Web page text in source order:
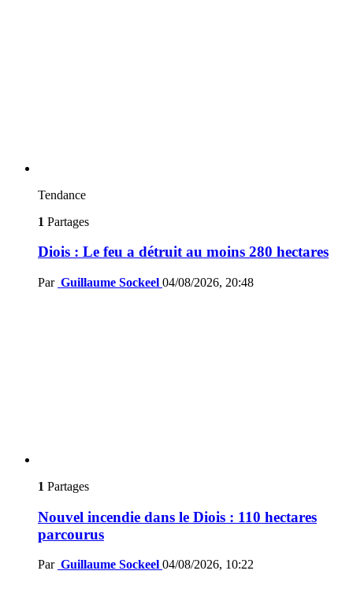
Tendance
1 Partages
Diois : Le feu a détruit au moins 280 hectares
Par Guillaume Sockeel 04/08/2026, 20:48
1 Partages
Nouvel incendie dans le Diois : 110 hectares
parcourus
Par Guillaume Sockeel 04/08/2026, 10:22